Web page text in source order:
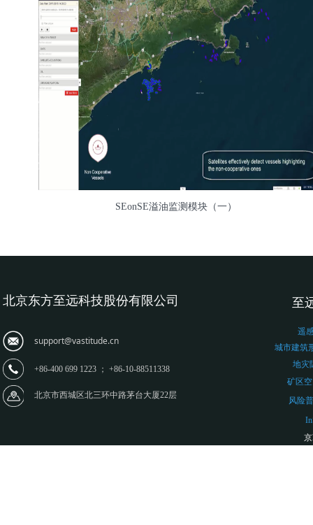
SEonSE溢油监测模块（一）
+86-400 699 1223 ； +86-10-88511338
support@vastitude.cn
北京市西城区北三环中路茅台大厦22层
北京东方至远科技股份有限公司 至
遥
城市建筑
地灾
矿区
风险